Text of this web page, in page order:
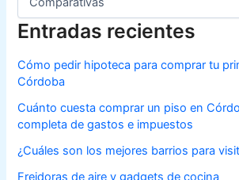
Entradas recientes
Cómo pedir hipoteca para comprar tu
Córdoba
Cuánto cuesta comprar un piso en
completa de gastos e impuestos
¿Cuáles son los mejores barrios para
Freidoras de aire y gadgets de cocina